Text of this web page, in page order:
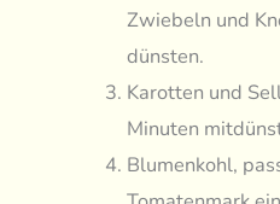
Zwiebeln und
dünsten.
Karotten und
Minuten
Blumenkohl,